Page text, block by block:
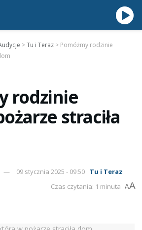
>Tu i Teraz > Pomóżmy rodzinie
rodzinie
straciła
09 stycznia 2025 - 09:50
Tu i Teraz
Czas czytania: 1 minuta AA